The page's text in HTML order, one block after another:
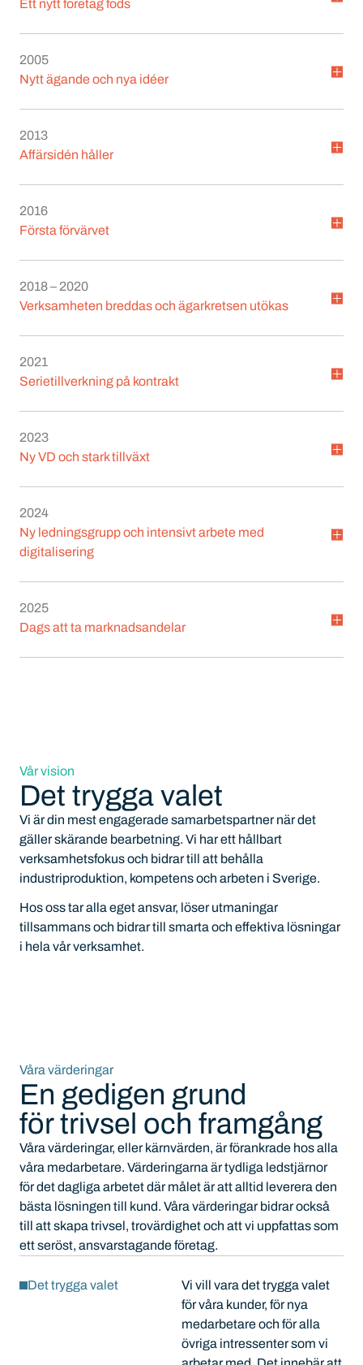
Ett nytt företag föds
2005
Nytt ägande och nya idéer
2013
Affärsidén håller
2016
Första förvärvet
2018 – 2020
Verksamheten breddas och ägarkretsen utökas
2021
Serietillverkning på kontrakt
2023
Ny VD och stark tillväxt
2024
Ny ledningsgrupp och intensivt arbete med
digitalisering
2025
Dags att ta marknadsandelar
Vår vision
Det trygga valet
Vi är din mest engagerade samarbetspartner när det
gäller skärande bearbetning. Vi har ett hållbart
verksamhetsfokus och bidrar till att behålla
industriproduktion, kompetens och arbeten i Sverige.
Hos oss tar alla eget ansvar, löser utmaningar
tillsammans och bidrar till smarta och effektiva lösningar
i hela vår verksamhet.
Våra värderingar
En gedigen grund
för trivsel och framgång
Våra värderingar, eller kärnvärden, är förankrade hos alla
våra medarbetare. Värderingarna är tydliga ledstjärnor
för det dagliga arbetet där målet är att alltid leverera den
bästa lösningen till kund. Våra värderingar bidrar också
till att skapa trivsel, trovärdighet och att vi uppfattas som
ett seröst, ansvarstagande företag.
Det trygga valet
Vi vill vara det trygga valet
för våra kunder, för nya
medarbetare och för alla
övriga intressenter som vi